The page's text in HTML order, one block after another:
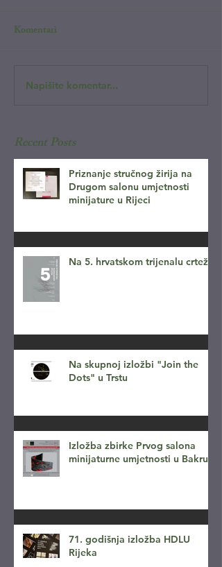
Komentari
Napišite komentar...
Recent Posts
Priznanje stručnog žirija na
Drugom salonu umjetnosti
minijature u Rijeci
Na 5. hrvatskom trijenalu crteža
Na skupnoj izložbi "Join the
Dots" u Trstu
Izložba zbirke Prvog salona
minijaturne umjetnosti u Bakru
71. godišnja izložba HDLU
Rijeka